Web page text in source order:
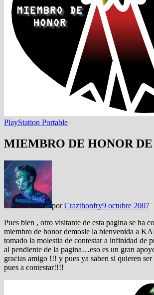
PlayStation Portable
MIEMBRO DE HONOR DE
porCrazthonfry9 octubre 2007
Pues bien , otro visitante de esta pagina se ha
miembro de honor demosle la bienvenida a
tomado la molestia de contestar a infinidad de
al pendiente de la pagina…eso es un gran
gracias amigo !!! y pues ya saben si quieren
pues a contestar!!!!